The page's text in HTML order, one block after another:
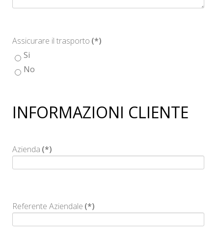
Assicurare il trasporto (*)
Si
No
INFORMAZIONI CLIENTE
Azienda (*)
Referente Aziendale (*)